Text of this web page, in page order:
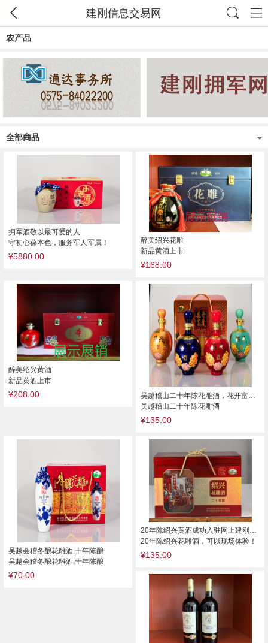
建刚信息交易网
农产品
全部商品
拥军酒敬以最可爱的人
守初心葆本色，服务军人军属！
¥5880.00
醉美绍兴花雕
新品黄酒上市
¥168.00
醉美绍兴黄酒
新品黄酒上市
¥208.00
吴越稽山二十年陈花雕酒，花开富贵冬酿
吴越稽山二十年陈花雕酒
¥135.00
吴越会稽冬酿花雕酒,十年陈酿
吴越会稽冬酿花雕酒,十年陈酿
¥70.00
20年陈绍兴花雕酒，可以现场体验！
¥135.00